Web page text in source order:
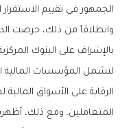
الجمهور في تقييم الاستقرار
وانطلاقاً من ذلك، حرصت
بالإشراف على البنوك
لتشمل المؤسسات المالية
الرقابة على الأسواق
المتعاملين. ومع ذلك،